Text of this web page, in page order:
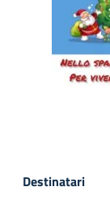
Destinatari